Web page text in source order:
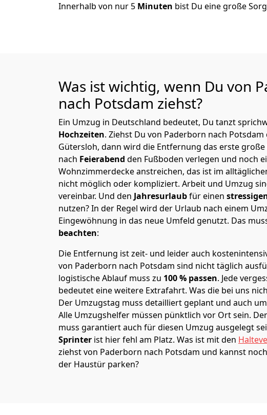
Innerhalb von nur 5 Minuten bist Du eine große
Was ist wichtig, wenn Du von
nach Potsdam ziehst?
Ein Umzug in Deutschland bedeutet, Du tanzt
Hochzeiten. Ziehst Du von Paderborn nach
Gütersloh, dann wird die Entfernung das erste große
nach Feierabend den Fußboden verlegen und noch
Wohnzimmerdecke anstreichen, das ist im
nicht möglich oder kompliziert. Arbeit und Umzug
vereinbar. Und den Jahresurlaubfür einen
nutzen? In der Regel wird der Urlaub nach einem
Eingewöhnung in das neue Umfeld genutzt. Das
beachten:
Die Entfernung ist zeit- und leider auch
von Paderborn nach Potsdam sind nicht täglich
logistische Ablauf muss zu 100 % passen. Jede
bedeutet eine weitere Extrafahrt. Was die bei uns
Der Umzugstag muss detailliert geplant und auch
Alle Umzugshelfer müssen pünktlich vor Ort sein. Der
muss garantiert auch für diesen Umzug ausgelegt
Sprinter ist hier fehl am Platz. Was ist mit den
ziehst von Paderborn nach Potsdam und kannst
der Haustür parken?